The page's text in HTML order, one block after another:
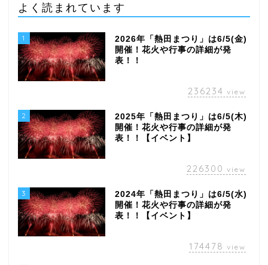
よく読まれています
1
2026年「熱田まつり」は6/5(金)
開催！花火や行事の詳細が発
表！！
236234 view
2
2025年「熱田まつり」は6/5(木)
開催！花火や行事の詳細が発
表！！【イベント】
226300 view
3
2024年「熱田まつり」は6/5(水)
開催！花火や行事の詳細が発
表！！【イベント】
174478 view